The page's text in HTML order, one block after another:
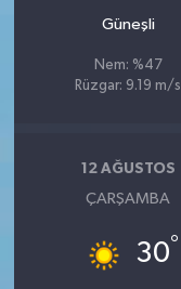
Güneşli
Nem: %47
Rüzgar: 9.19 m/s
12 AĞUSTOS
ÇARŞAMBA
30°